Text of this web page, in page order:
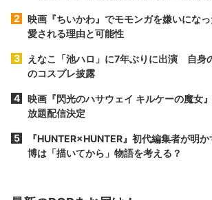
映画『ちいかわ』でモモンガを嫌いにな
愛される理由と可能性
えなこ「池ハロ」に7年ぶりに出演 自身
のコスプレ披露
映画『閃光のハサウェイ キルケーの魔女
放題配信決定
『HUNTER×HUNTER』初代編集者が明
博は「描いてから」物語を考える？